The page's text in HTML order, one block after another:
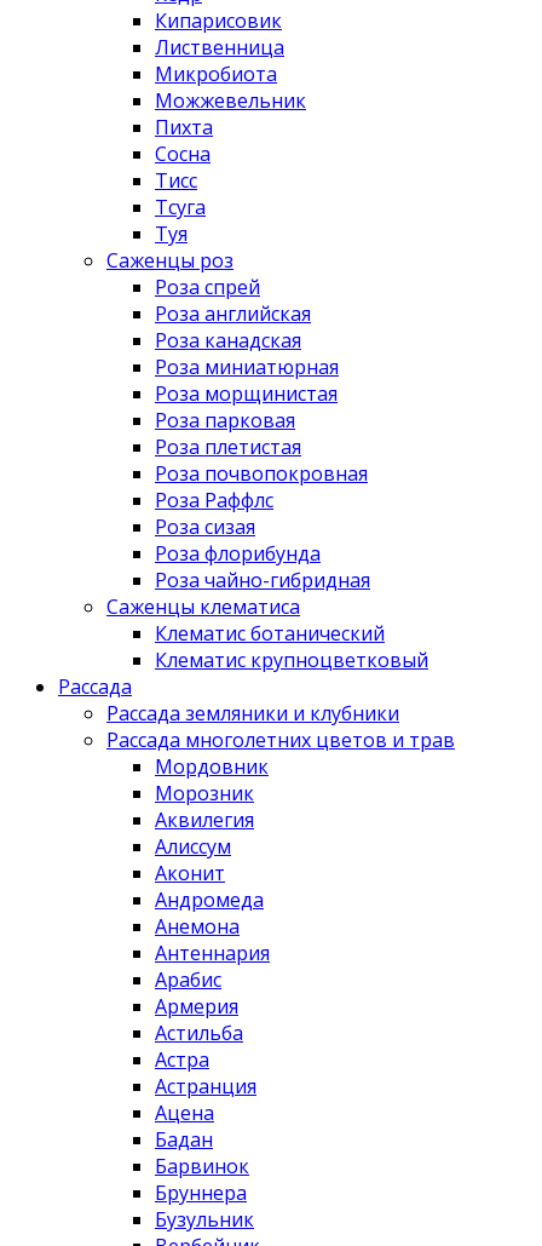
Кипарисовик
Лиственница
Микробиота
Можжевельник
Пихта
Сосна
Тисс
Тсуга
Туя
Саженцы роз
Роза спрей
Роза английская
Роза канадская
Роза миниатюрная
Роза морщинистая
Роза парковая
Роза плетистая
Роза почвопокровная
Роза Раффлс
Роза сизая
Роза флорибунда
Роза чайно-гибридная
Саженцы клематиса
Клематис ботанический
Клематис крупноцветковый
Рассада
Рассада земляники и клубники
Рассада многолетних цветов и трав
Мордовник
Морозник
Аквилегия
Алиссум
Аконит
Андромеда
Анемона
Антеннария
Арабис
Армерия
Астильба
Астра
Астранция
Ацена
Бадан
Барвинок
Бруннера
Бузульник